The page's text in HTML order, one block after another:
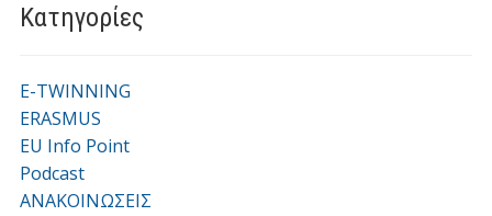
Kατηγορίες
E-TWINNING
ERASMUS
EU Info Point
Podcast
ΑΝΑΚΟΙΝΩΣΕΙΣ